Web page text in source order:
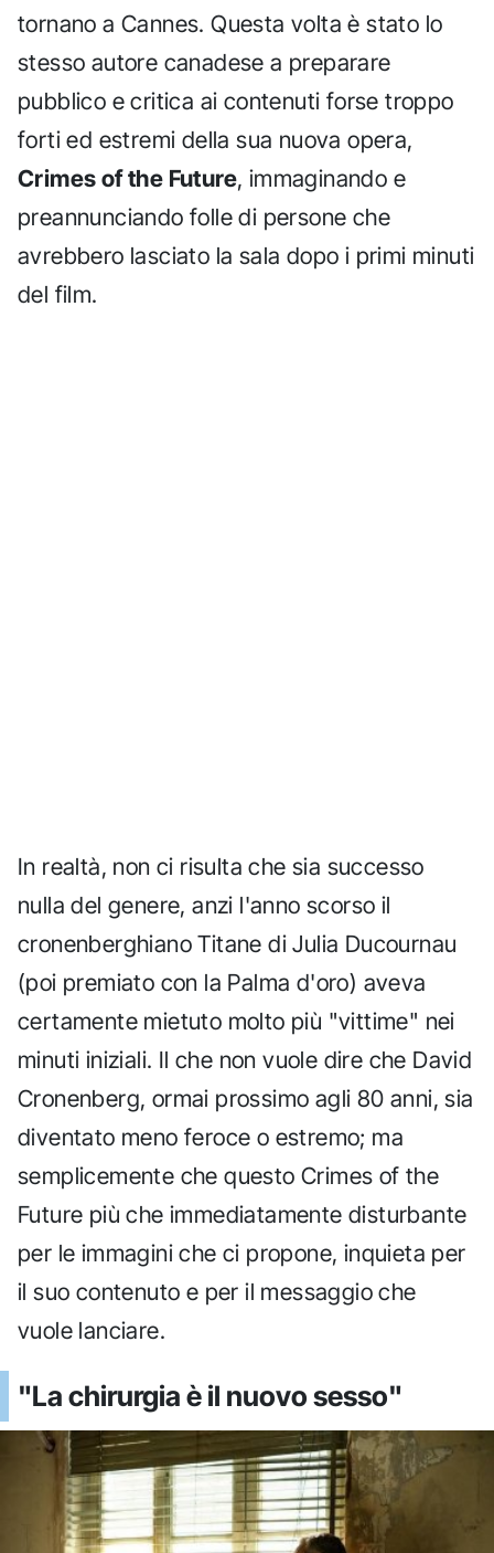
tornano a Cannes. Questa volta è stato lo
stesso autore canadese a preparare
pubblico e critica ai contenuti forse troppo
forti ed estremi della sua nuova opera,
Crimes of the Future, immaginando e
preannunciando folle di persone che
avrebbero lasciato la sala dopo i primi minuti
del film.
In realtà, non ci risulta che sia successo
nulla del genere, anzi l'anno scorso il
cronenberghiano Titane di Julia Ducournau
(poi premiato con la Palma d'oro) aveva
certamente mietuto molto più "vittime" nei
minuti iniziali. Il che non vuole dire che David
Cronenberg, ormai prossimo agli 80 anni, sia
diventato meno feroce o estremo; ma
semplicemente che questo Crimes of the
Future più che immediatamente disturbante
per le immagini che ci propone, inquieta per
il suo contenuto e per il messaggio che
vuole lanciare.
"La chirurgia è il nuovo sesso"